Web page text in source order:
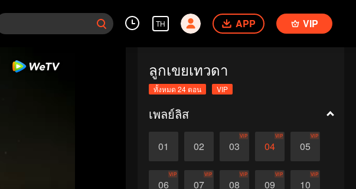
TH APP VIP
ลูกเขยเทวดา
ทั้งหมด 24 ตอน VIP
เพลย์ลิส
01 02 03
VIP
04
VIP
05
VIP
06
VIP
07
VIP
08
VIP
09
VIP
10
VIP